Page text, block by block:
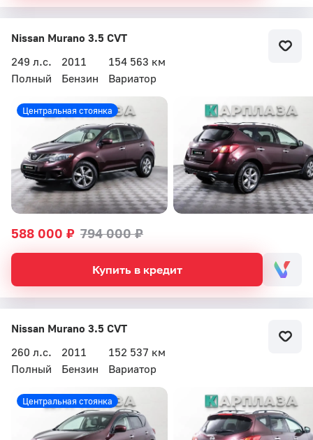
Бесплатный звонок
Автоцентр Кар Плаза
Nissan Murano 3.5 CVT
249 л.с.
2011
154 563 км
Полный
Бензин Вариатор
588 000 ₽ 794 000 ₽
Центральная стоянка
Купить в кредит
Бесплатный звонок
Автоцентр Кар Плаза
Nissan Murano 3.5 CVT
260 л.с.
2011
152 537 км
Полный
Бензин Вариатор
Центральная стоянка